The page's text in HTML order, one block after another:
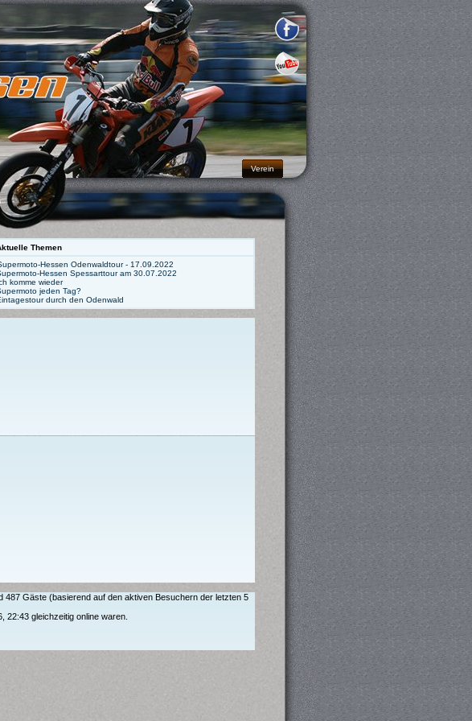
Verein
Themen
Hessen Odenwaldtour - 17.09.2022
Hessen Spessarttour am 30.07.2022
komme wieder
jeden Tag?
durch den Odenwald
487 Gäste (basierend auf den aktiven Besuchern der letzten 5
22:43 gleichzeitig online waren.